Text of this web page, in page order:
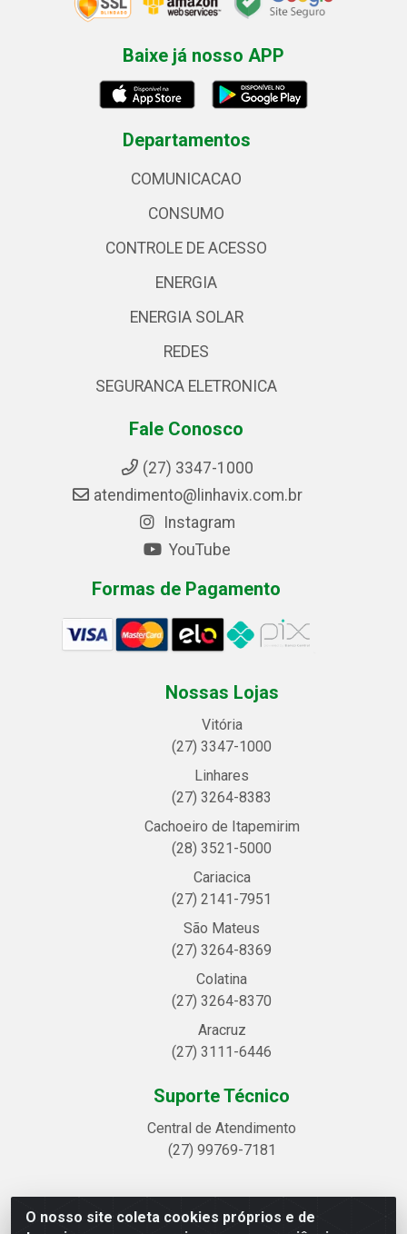
O nosso site coleta cookies próprios e de
Baixe já nosso APP
Departamentos
COMUNICACAO
CONSUMO
CONTROLE DE ACESSO
ENERGIA
ENERGIA SOLAR
REDES
SEGURANCA ELETRONICA
Fale Conosco
(27) 3347-1000
atendimento@linhavix.com.br
Instagram
YouTube
Formas de Pagamento
Nossas Lojas
Vitória
(27) 3347-1000
Linhares
(27) 3264-8383
Cachoeiro de Itapemirim
(28) 3521-5000
Cariacica
(27) 2141-7951
São Mateus
(27) 3264-8369
Colatina
(27) 3264-8370
Aracruz
(27) 3111-6446
Suporte Técnico
Central de Atendimento
(27) 99769-7181
Linhavix Distribuidora LTDA - Avenida Alegre, 2521 -